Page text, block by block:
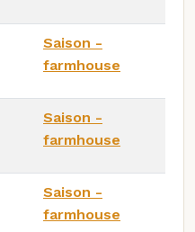
Saison -
farmhouse
Saison -
farmhouse
Saison -
farmhouse